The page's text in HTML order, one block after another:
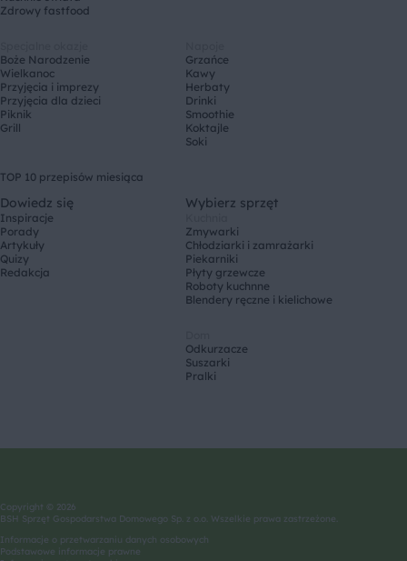
Zdrowy fastfood
Boże Narodzenie
Wielkanoc
Przyjęcia i imprezy
Przyjęcia dla dzieci
Piknik
Grill
Grzańce
Kawy
Herbaty
Drinki
Smoothie
Koktajle
Soki
TOP 10 przepisów miesiąca
Dowiedz się
Inspiracje
Porady
Artykuły
Quizy
Redakcja
Wybierz sprzęt
Zmywarki
Chłodziarki i zamrażarki
Piekarniki
Płyty grzewcze
Roboty kuchnne
Blendery ręczne i kielichowe
Odkurzacze
Suszarki
Pralki
Copyright © 2026
BSH Sprzęt Gospodarstwa Domowego Sp. z o.o. Wszelkie prawa zastrzeżone.
Informacje o przetwarzaniu danych osobowych
Podstawowe informacje prawne